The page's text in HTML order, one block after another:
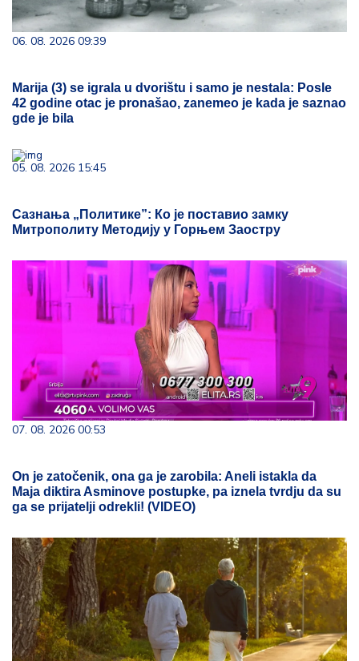
06. 08. 2026 09:39
Marija (3) se igrala u dvorištu i samo je nestala: Posle
42 godine otac je pronašao, zanemeo je kada je saznao
gde je bila
05. 08. 2026 15:45
Сазнања „Политике”: Ко је поставио замку
Митрополиту Методију у Горњем Заостру
07. 08. 2026 00:53
On je zatočenik, ona ga je zarobila: Aneli istakla da
Maja diktira Asminove postupke, pa iznela tvrdju da su
ga se prijatelji odrekli! (VIDEO)